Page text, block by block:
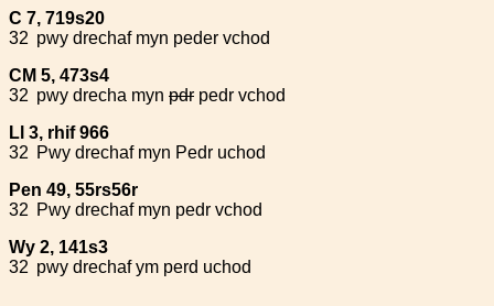
C 7, 719s20
32 pwy drechaf myn peder vchod
CM 5, 473s4
32 pwy drecha myn pdr pedr vchod
Ll 3, rhif 966
32 Pwy drechaf myn Pedr uchod
Pen 49, 55rs56r
32 Pwy drechaf myn pedr vchod
Wy 2, 141s3
32 pwy drechaf ym perd uchod